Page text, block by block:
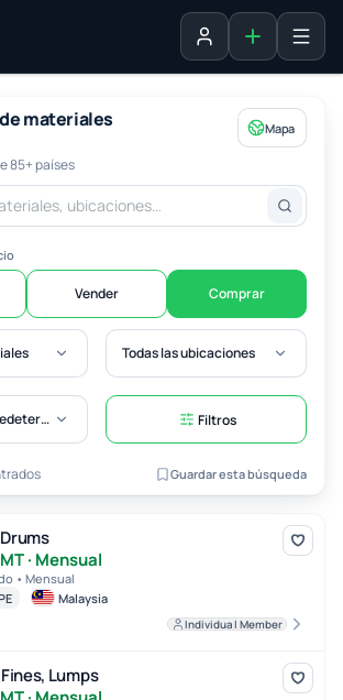
Iniciar sesión
Agregar
materiales
85+ países
Mapa
Vender Comprar
Todas las ubicaciones
Filtros
Guardar esta búsqueda
· Mensual
• Mensual
Malaysia
Individual Member
Lumps